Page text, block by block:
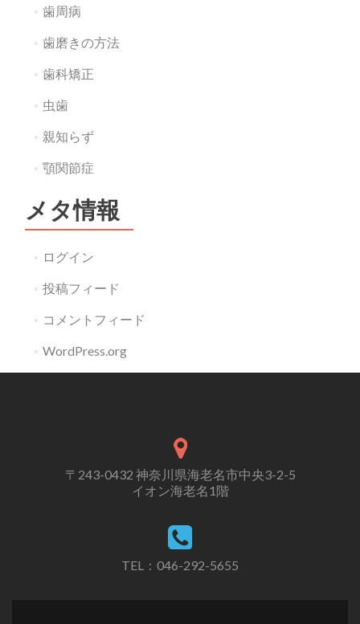
歯周病
歯磨きの方法
歯科矯正
虫歯
親知らず
顎関節症
メタ情報
ログイン
投稿フィード
コメントフィード
WordPress.org
〒243-0432 神奈川県海老名市中央3-2-5
イオン海老名1階
TEL：046-292-5655